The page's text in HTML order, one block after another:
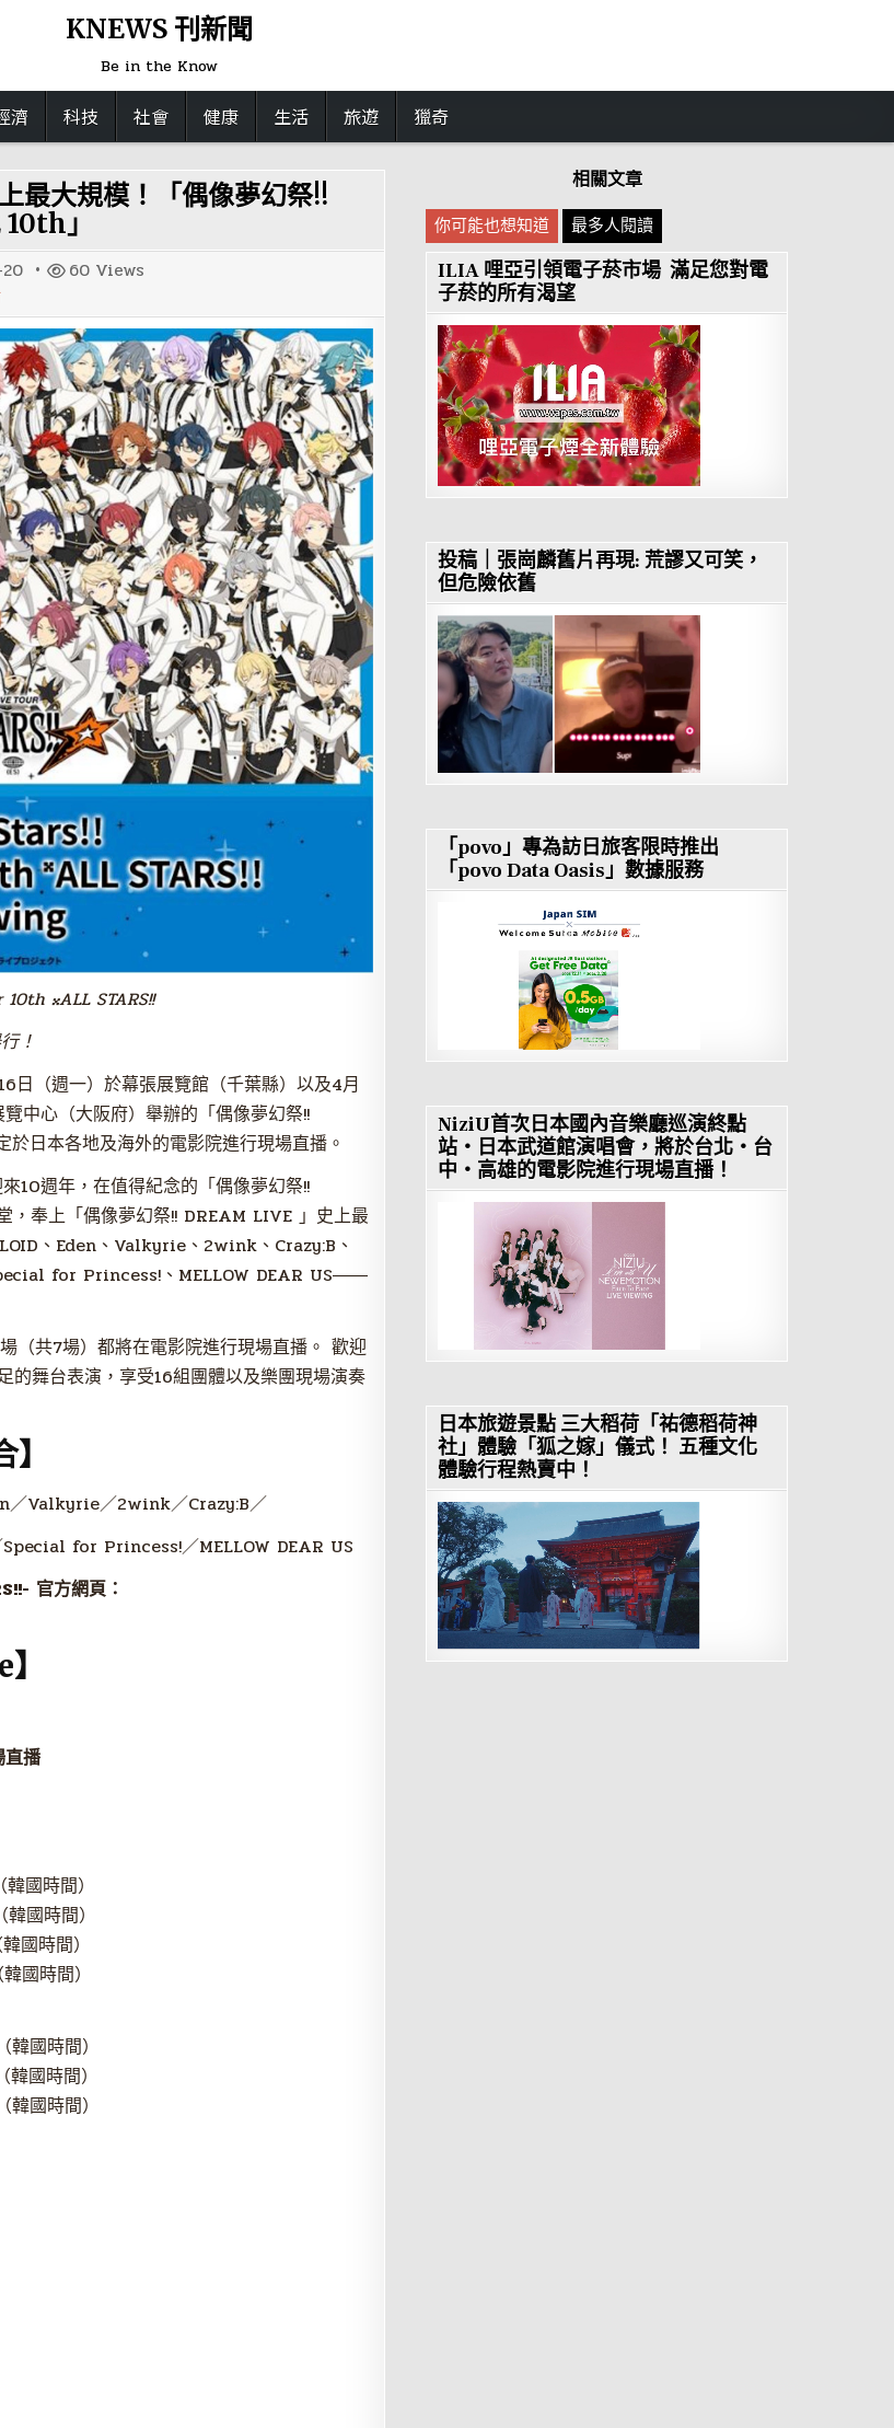
KNEWS 刊新聞
Be in the Know
濟 科技 社會 健康 生活 旅遊 獵奇
最大規模！「偶像夢幻祭!!
」
60 Views
10th 𝄪ALL STARS!!
！
日（週一）於幕張展覽館（千葉縣）以及4月
中心（大阪府）舉辦的「偶像夢幻祭!!
日本各地及海外的電影院進行現場直播。
10週年，在值得紀念的「偶像夢幻祭!!
奉上「偶像夢幻祭!! DREAM LIVE 」史上最
、Eden、Valkyrie、2wink、Crazy:B、
for Princess!、MELLOW DEAR US――
（共7場）都將在電影院進行現場直播。 歡迎
的舞台表演，享受16組團體以及樂團現場演奏
／Valkyrie／2wink／Crazy:B／
for Princess!／MELLOW DEAR US
官方網頁：
直播
國時間）
國時間）
國時間）
國時間）
國時間）
國時間）
國時間）
相關文章
你可能也想知道 最多人閱讀
ILIA 哩亞引領電子菸市場 滿足您對電
子菸的所有渴望
投稿｜張崗麟舊片再現: 荒謬又可笑，
但危險依舊
「povo」專為訪日旅客限時推出
「povo Data Oasis」數據服務
NiziU首次日本國內音樂廳巡演終點
站・日本武道館演唱會，將於台北・台
中・高雄的電影院進行現場直播！
日本旅遊景點 三大稻荷「祐德稻荷神
社」體驗「狐之嫁」儀式！ 五種文化
體驗行程熱賣中！